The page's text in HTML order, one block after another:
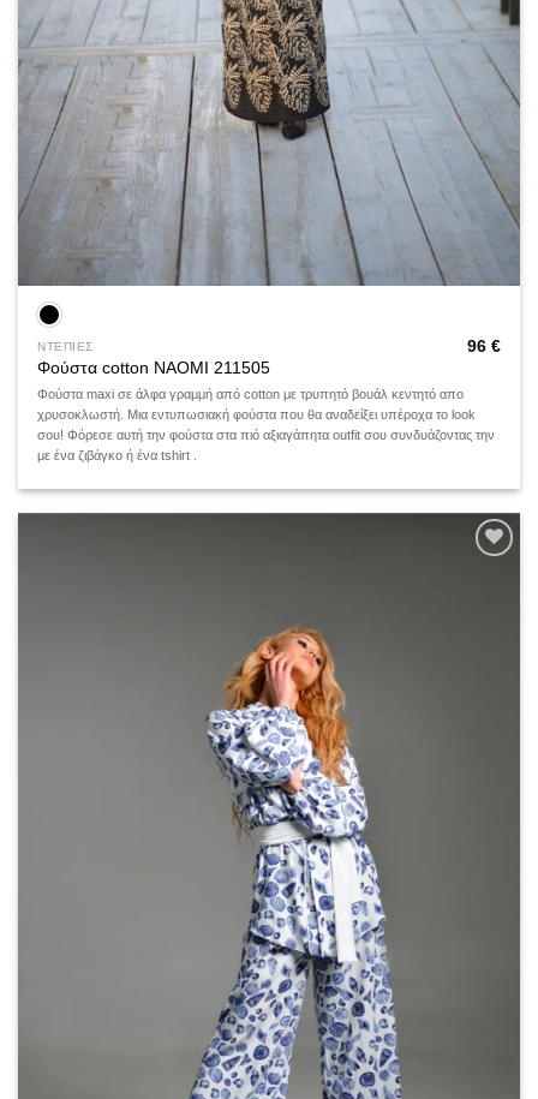
ΝΤΕΠΙΕΣ
Φούστα cotton NAOMI 211505
96 €
Φούστα maxi σε άλφα γραμμή από cotton με τρυπητό βουάλ κεντητό απο
χρυσοκλωστή. Μια εντυπωσιακή φούστα που θα αναδείξει υπέροχα το look
σου! Φόρεσε αυτή την φούστα στα πιό αξιαγάπητα outfit σου συνδυάζοντας την
με ένα ζιβάγκο ή ένα tshirt .